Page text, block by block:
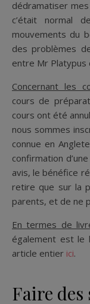
dédramatiser
c’était normal
mouvements du
des problèmes
entre Mr Platypus
Concernant les
cours de
cours ont été
nous sommes
connue en
confirmation
avis, le bénéfice
retire que sur la
parents, et de ne
En termes de
également est le
article entier ici.
Faire des